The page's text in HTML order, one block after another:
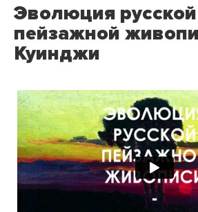
Эволюция русской
пейзажной
Куинджи